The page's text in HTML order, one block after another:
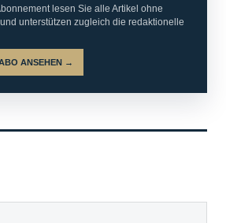
lesen Sie alle Artikel ohne
unterstützen zugleich die redaktionelle
ANSEHEN →